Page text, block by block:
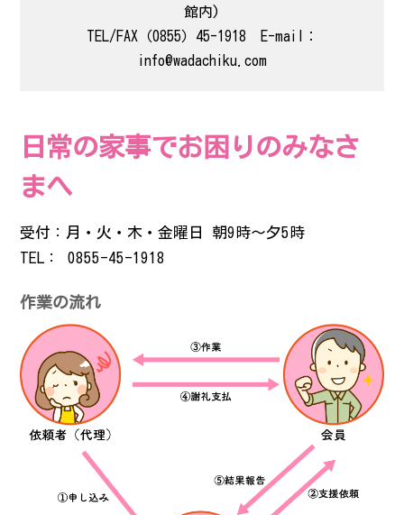
館内)
TEL/FAX（0855）45-1918 E-mail：
info@wadachiku.com
日常の家事でお困りのみなさ
まへ
受付：月・火・木・金曜日 朝9時～夕5時
TEL： 0855-45-1918
作業の流れ